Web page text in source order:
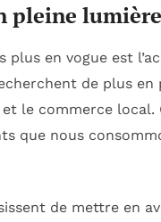
pleine lumière
plus en vogue est
de plus
le commerce
que nous
de mettre en